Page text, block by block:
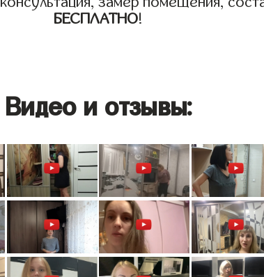
БЕСПЛАТНО!
Видео и отзывы: